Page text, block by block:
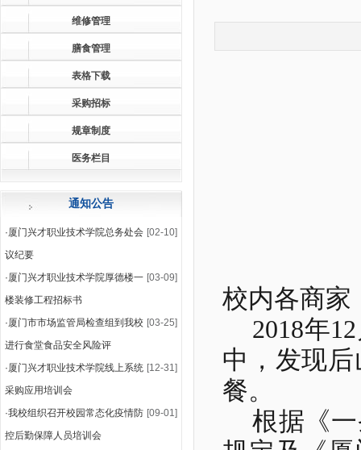
维修管理
膳食管理
表格下载
采购招标
规章制度
医务栏目
通知公告
[02-10]
·厦门兴才职业技术学院总务处会
议纪要
[03-09]
·厦门兴才职业技术学院厚德楼一
楼装修工程招标书
[03-25]
·厦门市市场监管局检查组到我校
进行食堂食品安全风险评
[12-31]
·厦门兴才职业技术学院线上系统
采购应用培训会
[09-01]
·我校组织召开校园常态化疫情防
控后勤保障人员培训会
校内各商家
2018年12
中，发现
餐。
根据《